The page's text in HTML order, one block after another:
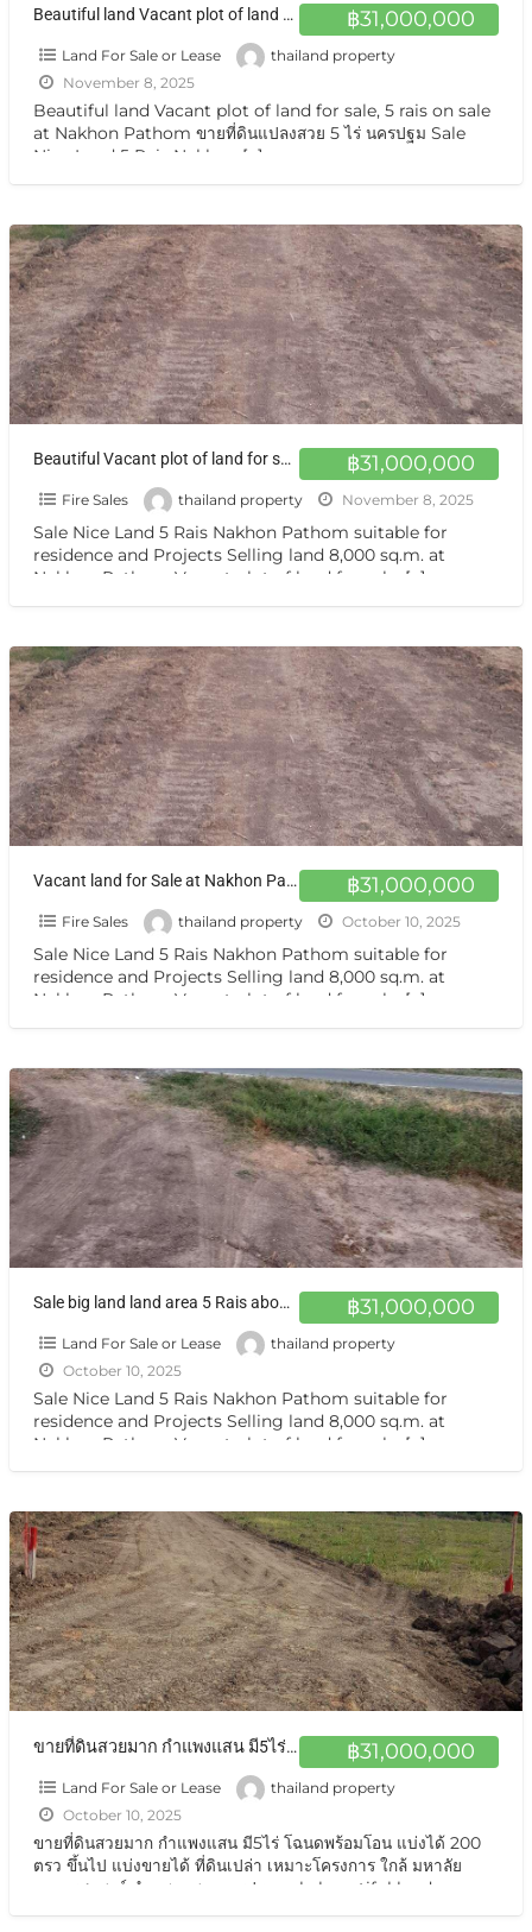
฿31,000,000
ฺBeautiful land Vacant plot of land for sale, 5 rais on sale at Nakhon Pathom ขายที่ดินแปลงสวย 5 ไร่ นครปฐม
Land For Sale or Lease
thailand property
November 8, 2025
ฺBeautiful land Vacant plot of land for sale, 5 rais on sale
at Nakhon Pathom ขายที่ดินแปลงสวย 5 ไร่ นครปฐม Sale
Nice Land 5 Rais Nakhon […]
฿31,000,000
Beautiful Vacant plot of land for sale, 5 rais, valid deed, near Kaset University, Nakhon Pathom
Fire Sales thailand property November 8, 2025
Sale Nice Land 5 Rais Nakhon Pathom suitable for
residence and Projects Selling land 8,000 sq.m. at
Nakhon Pathom Vacant plot of land for sale, […]
฿31,000,000
Vacant land for Sale at Nakhon Pathom very good location ขายที่ดิน กำแพงแสน นครปฐม
Fire Sales thailand property October 10, 2025
Sale Nice Land 5 Rais Nakhon Pathom suitable for
residence and Projects Selling land 8,000 sq.m. at
Nakhon Pathom Vacant plot of land for sale, […]
฿31,000,000
Sale big land land area 5 Rais about 2,000 sq.wah or about 8,000 sqm. ขายที่ดินแปลงสวย 5 ไร่ นครปฐม
Land For Sale or Lease
thailand property
October 10, 2025
Sale Nice Land 5 Rais Nakhon Pathom suitable for
residence and Projects Selling land 8,000 sq.m. at
Nakhon Pathom Vacant plot of land for sale, […]
฿31,000,000
ขายที่ดินสวยมาก กำแพงแสน มี5ไร่ โฉนดพร้อมโอน แบ่งได้ 200 ตรว ขึ้นไป แบ่งขายได้ sale beautiful land Nakhon Pathom 5 Rais
Land For Sale or Lease
thailand property
October 10, 2025
ขายที่ดินสวยมาก กำแพงแสน มี5ไร่ โฉนดพร้อมโอน แบ่งได้ 200
ตรว ขึ้นไป แบ่งขายได้ ที่ดินเปล่า เหมาะโครงการ ใกล้ มหาลัย
เกษตรศาสตร์ กำแพงแสน นครปฐม sale beautiful land